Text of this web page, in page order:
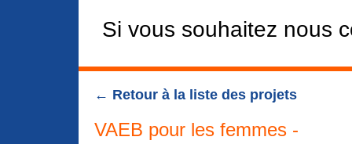
Si vous souhaitez nous
← Retour à la liste des projets
VAEB pour les femmes -